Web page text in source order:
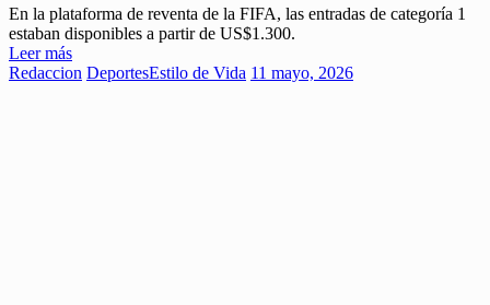
En la plataforma de reventa de la FIFA, las entradas de categoría 1
estaban disponibles a partir de US$1.300.
Leer más
Redaccion DeportesEstilo de Vida 11 mayo, 2026